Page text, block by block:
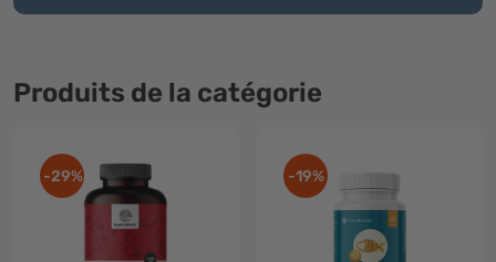
Produits de la catégorie
-29% -19%